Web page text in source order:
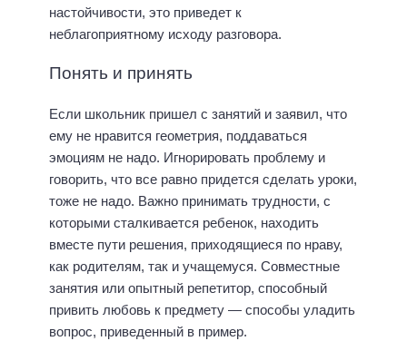
настойчивости, это приведет к
неблагоприятному исходу разговора.
Понять и принять
Если школьник пришел с занятий и заявил, что
ему не нравится геометрия, поддаваться
эмоциям не надо. Игнорировать проблему и
говорить, что все равно придется сделать уроки,
тоже не надо. Важно принимать трудности, с
которыми сталкивается ребенок, находить
вместе пути решения, приходящиеся по нраву,
как родителям, так и учащемуся. Совместные
занятия или опытный репетитор, способный
привить любовь к предмету — способы уладить
вопрос, приведенный в пример.